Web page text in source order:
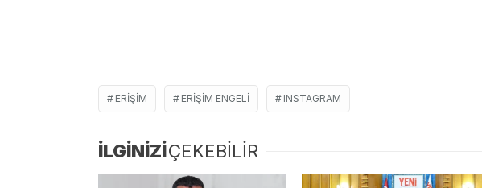
ERIŞIM ERIŞIM ENGELI INSTAGRAM
İLGİNİZİÇEKEBİLİR